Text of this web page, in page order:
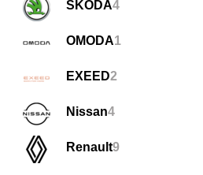
SKODA4
OMODA1
EXEED2
Nissan4
Renault9